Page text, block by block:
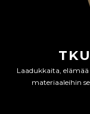
Laadukkaita,
materiaaleihin